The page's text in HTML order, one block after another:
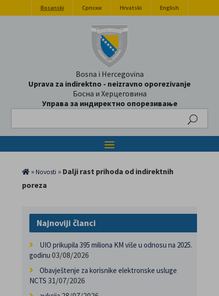
Bosanski Српски Hrvatski English
Bosna i Hercegovina
Uprava za indirektno - neizravno oporezivanje
Босна и Херцеговина
Управа за индиректно опорезивање
»Novosti » Dalji rast prihoda od indirektnih
poreza
Najnoviji članci
UIO prikupila 395 miliona KM više u odnosu na 2025.
godinu 03/08/2026
Obavještenje za korisnike elektronske usluge
NCTS 31/07/2026